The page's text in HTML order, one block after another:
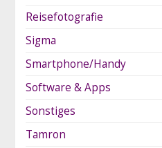
Reisefotografie
Sigma
Smartphone/Handy
Software & Apps
Sonstiges
Tamron